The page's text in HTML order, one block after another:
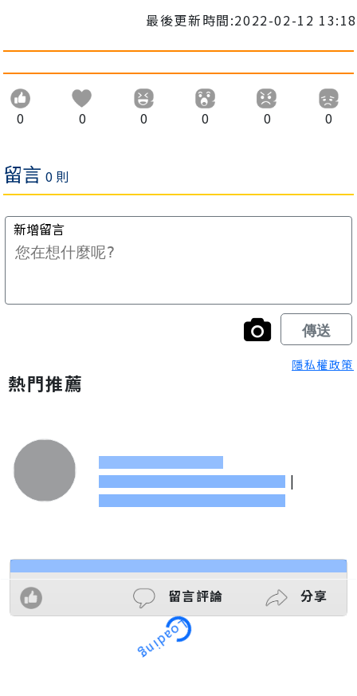
最後更新時間:2022-02-12 13:18
0 0 0 0 0 0
隱私權政策
熱門推薦
|
留言評論 分享
Loading